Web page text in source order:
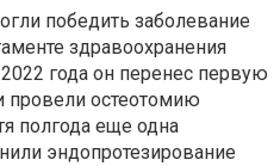
победить заболевание
здравоохранения
года он перенес первую
остеотомию
полгода еще одна
эндопротезирование